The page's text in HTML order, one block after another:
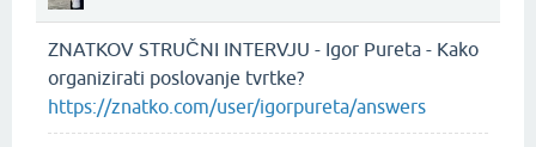
ZNATKOV STRUČNI INTERVJU - Igor Pureta - Kako
organizirati poslovanje tvrtke?
https://znatko.com/user/igorpureta/answers